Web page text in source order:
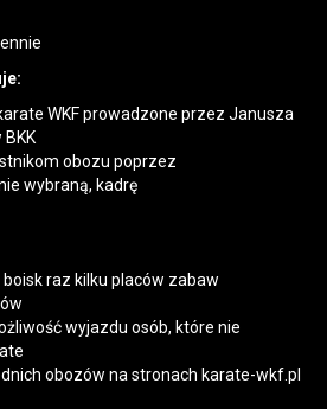
:
WKF prowadzone przez Janusza
obozu poprzez
wybraną, kadrę
raz kilku placów zabaw
wyjazdu osób, które nie
obozów na stronach karate-wkf.pl